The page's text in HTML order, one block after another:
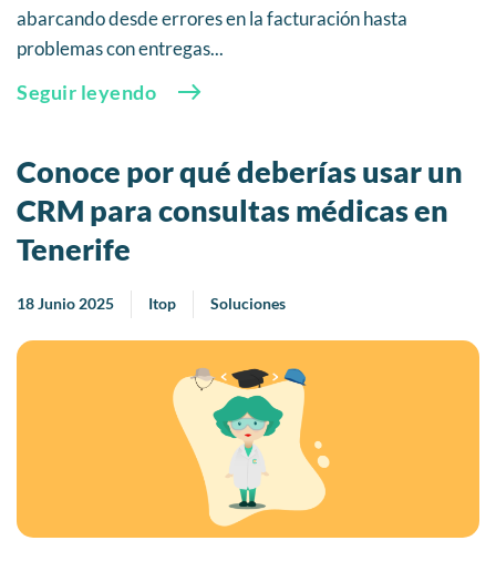
abarcando desde errores en la facturación hasta
problemas con entregas...
Seguir leyendo
Conoce por qué deberías usar un
CRM para consultas médicas en
Tenerife
18 Junio 2025 Itop Soluciones